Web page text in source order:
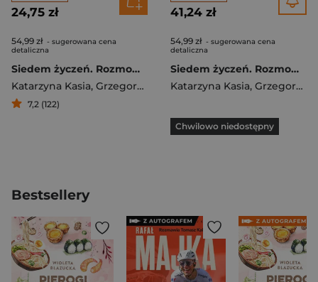
24,75 zł
54,99 zł - sugerowana cena
detaliczna
Siedem życzeń. Rozmowy o źródłach nadziei
Katarzyna Kasia, Grzegorz Markowski
7,2 (122)
41,24 zł
54,99 zł - sugerowana cena
detaliczna
Siedem życzeń. Rozmowy o źródłach nadziei z autografem
Katarzyna Kasia, Grzegorz Markowski
Chwilowo niedostępny
Bestsellery